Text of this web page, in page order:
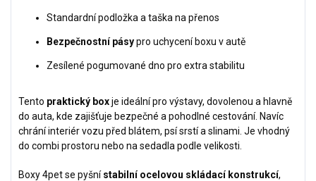
Standardní podložka a taška na přenos
Bezpečnostní pásypro uchycení boxu v autě
Zesílené pogumované dno pro extra stabilitu
Tento praktický boxje ideální pro výstavy, dovolenou a hlavně
do auta, kde zajišťuje bezpečné a pohodlné cestování. Navíc
chrání interiér vozu před blátem, psí srstí a slinami. Je vhodný
do combi prostoru nebo na sedadla podle velikosti.
Boxy 4pet se pyšní stabilní ocelovou skládací konstrukcí,